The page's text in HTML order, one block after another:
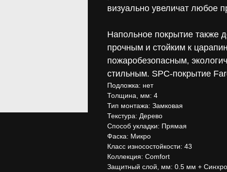
визуально увеличат любое
Напольное покрытие также
прочным и стойким к
пожаробезопасным,
стильным. SPC-покрытие
Подложка: нет
Толщина, мм: 4
Тип монтажа: Замковая
Текстура: Дерево
Способ укладки: Прямая
Фаска: Микро
Класс износостойкости: 43
Коллекция: Comfort
Защитный слой, мм: 0.5 мм +